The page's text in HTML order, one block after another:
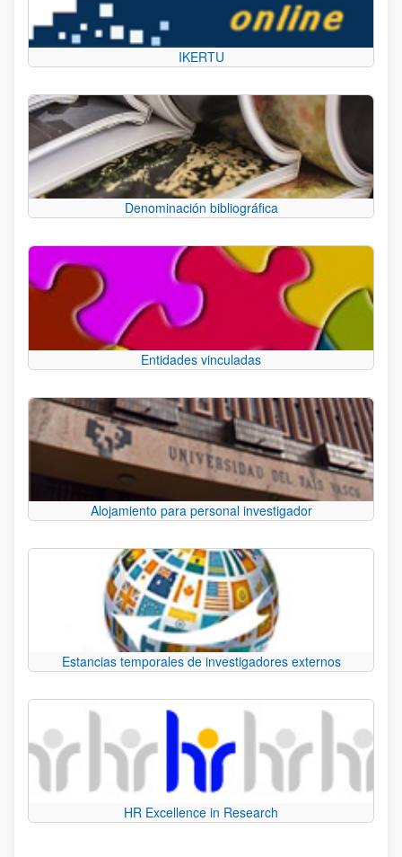
IKERTU
Denominación bibliográfica
Entidades vinculadas
Alojamiento para personal investigador
Estancias temporales de investigadores externos
HR Excellence in Research